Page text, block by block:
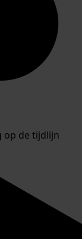
op de tijdlijn